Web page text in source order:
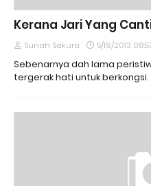
Kerana Jari Yang
Sunah Sakura 5/19/2013
Sebenarnya dah lama
tergerak hati untuk berkongsi.